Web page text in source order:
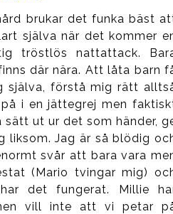
brukar det funka bäst
själva när det kommer
tröstlös nattattack.
där nära. Att låta barn
själva, förstå mig rätt
i en jättegrej men
ut ur det som händer,
liksom. Jag är så blödig
svår att bara vara
(Mario tvingar mig)
det fungerat. Millie
vill inte att vi petar